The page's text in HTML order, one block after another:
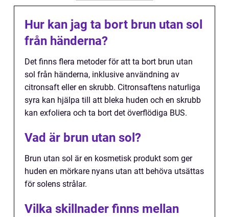
Hur kan jag ta bort brun utan sol
från händerna?
Det finns flera metoder för att ta bort brun utan
sol från händerna, inklusive användning av
citronsaft eller en skrubb. Citronsaftens naturliga
syra kan hjälpa till att bleka huden och en skrubb
kan exfoliera och ta bort det överflödiga BUS.
Vad är brun utan sol?
Brun utan sol är en kosmetisk produkt som ger
huden en mörkare nyans utan att behöva utsättas
för solens strålar.
Vilka skillnader finns mellan